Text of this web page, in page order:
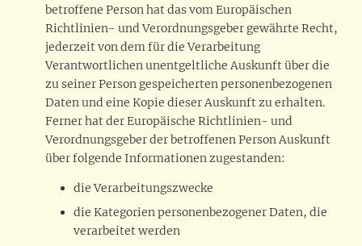
betroffene Person hat das vom Europäischen
Richtlinien- und Verordnungsgeber gewährte Recht,
jederzeit von dem für die Verarbeitung
Verantwortlichen unentgeltliche Auskunft über die
zu seiner Person gespeicherten personenbezogenen
Daten und eine Kopie dieser Auskunft zu erhalten.
Ferner hat der Europäische Richtlinien- und
Verordnungsgeber der betroffenen Person Auskunft
über folgende Informationen zugestanden:
die Verarbeitungszwecke
die Kategorien personenbezogener Daten, die
verarbeitet werden